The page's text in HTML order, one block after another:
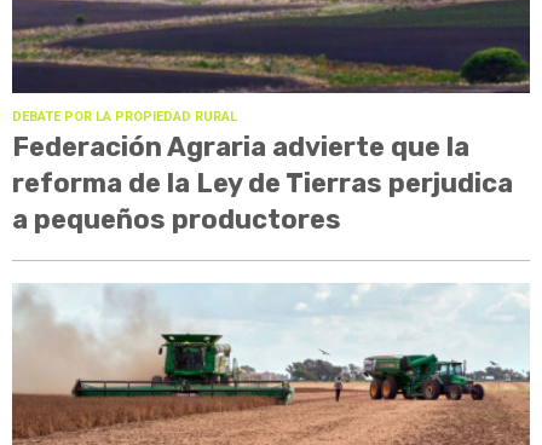
DEBATE POR LA PROPIEDAD RURAL
Federación Agraria advierte que la
reforma de la Ley de Tierras perjudica
a pequeños productores